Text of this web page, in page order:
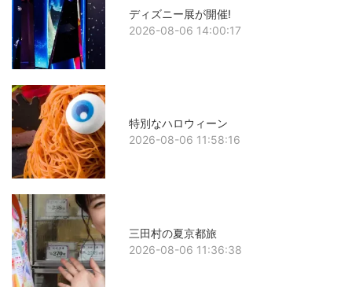
ディズニー展が開催!
2026-08-06 14:00:17
特別なハロウィーン
2026-08-06 11:58:16
三田村の夏京都旅
2026-08-06 11:36:38